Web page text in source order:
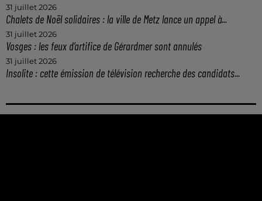
31 juillet 2026
Chalets de Noël solidaires : la ville de Metz lance un appel à...
31 juillet 2026
Vosges : les feux d’artifice de Gérardmer sont annulés
31 juillet 2026
Insolite : cette émission de télévision recherche des candidats...